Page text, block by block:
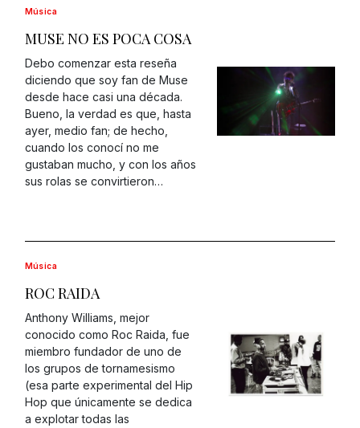
Música
MUSE NO ES POCA COSA
Debo comenzar esta reseña
diciendo que soy fan de Muse
desde hace casi una década.
Bueno, la verdad es que, hasta
ayer, medio fan; de hecho,
cuando los conocí no me
gustaban mucho, y con los años
sus rolas se convirtieron…
Música
ROC RAIDA
Anthony Williams, mejor
conocido como Roc Raida, fue
miembro fundador de uno de
los grupos de tornamesismo
(esa parte experimental del Hip
Hop que únicamente se dedica
a explotar todas las